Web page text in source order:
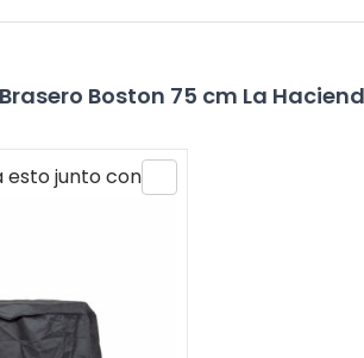
Boston 75 cm La
esto junto con